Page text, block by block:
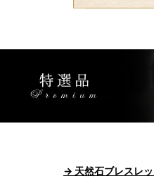
→ 天然石ブレスレ